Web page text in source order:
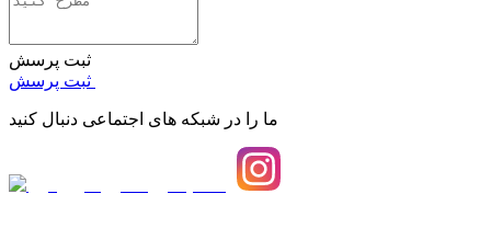
ثبت پرسش
ما را در شبکه های اجتماعی دنبال کنید